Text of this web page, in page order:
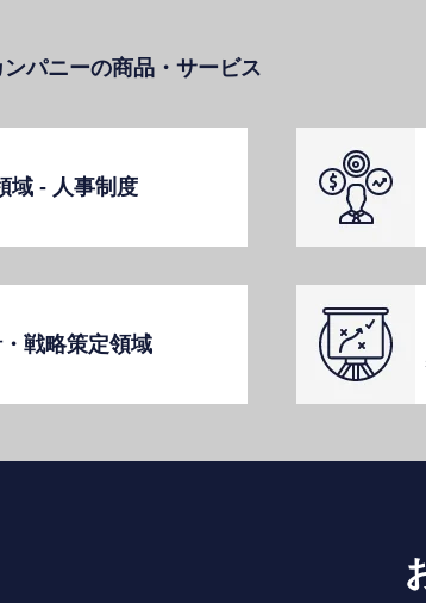
パニーの商品・サービス
域 - ⼈事制度
戦略策定領域